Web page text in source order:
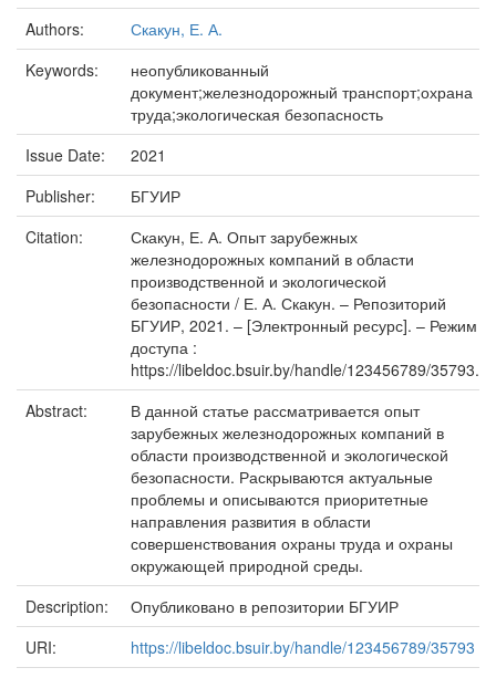
Authors:
Скакун, Е. А.
Keywords:
неопубликованный
документ;железнодорожный транспорт;охрана
труда;экологическая безопасность
Issue Date:
2021
Publisher:
БГУИР
Citation:
Скакун, Е. А. Опыт зарубежных
железнодорожных компаний в области
производственной и экологической
безопасности / Е. А. Скакун. – Репозиторий
БГУИР, 2021. – [Электронный ресурс]. – Режим
доступа :
https://libeldoc.bsuir.by/handle/123456789/35793.
Abstract:
В данной статье рассматривается опыт
зарубежных железнодорожных компаний в
области производственной и экологической
безопасности. Раскрываются актуальные
проблемы и описываются приоритетные
направления развития в области
совершенствования охраны труда и охраны
окружающей природной среды.
Description:
Опубликовано в репозитории БГУИР
URI:
https://libeldoc.bsuir.by/handle/123456789/35793